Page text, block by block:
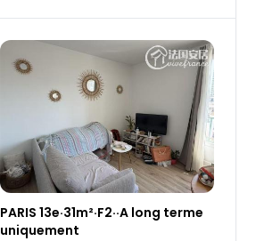
PARIS 13e·31m²·F2··A long terme
uniquement